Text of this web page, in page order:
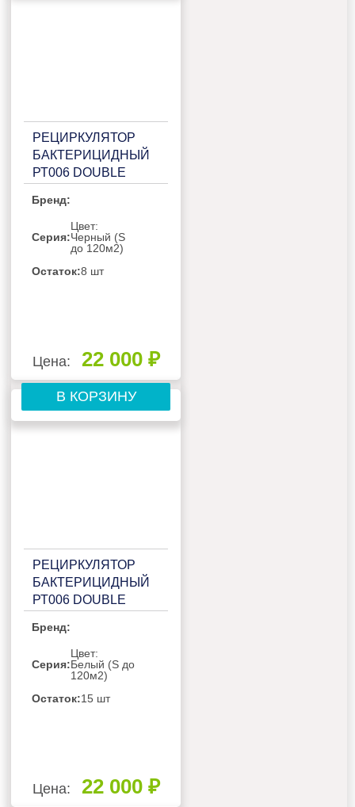
РЕЦИРКУЛЯТОР
БАКТЕРИЦИДНЫЙ
РТ006 DOUBLE
Бренд:
Серия:
Цвет:
Черный (S
до 120м2)
Остаток:8 шт
Цена: 22 000 ₽
В КОРЗИНУ
РЕЦИРКУЛЯТОР
БАКТЕРИЦИДНЫЙ
РТ006 DOUBLE
Бренд:
Серия:
Цвет:
Белый (S до
120м2)
Остаток:15 шт
Цена: 22 000 ₽